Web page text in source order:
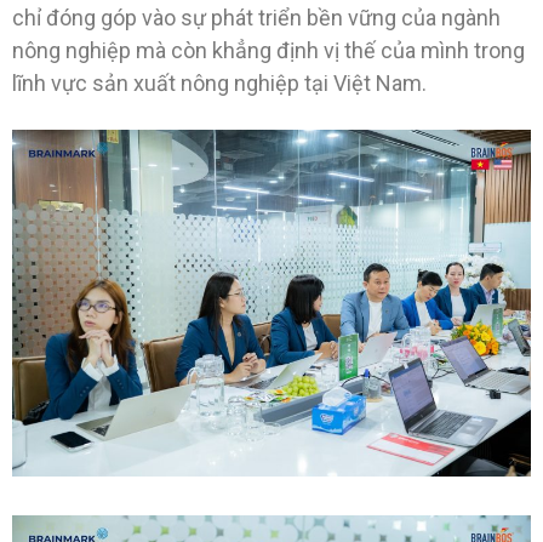
chỉ đóng góp vào sự phát triển bền vững của ngành
nông nghiệp mà còn khẳng định vị thế của mình trong
lĩnh vực sản xuất nông nghiệp tại Việt Nam.